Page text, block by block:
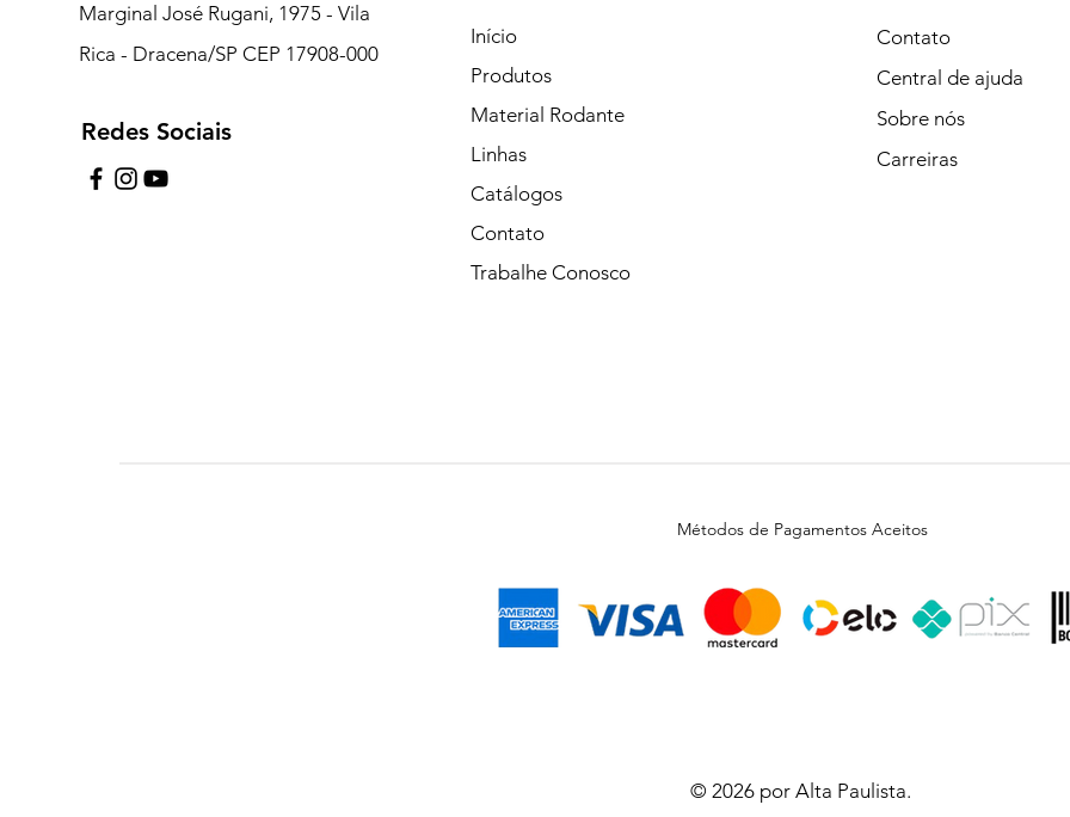
de Plantão)
Marginal José Rugani, 1975 - Vila
Rica - Dracena/SP CEP 17908-000
Redes Sociais
Início
Produtos
Material Rodante
Linhas
Catálogos
Contato
Trabalhe Conosco
Contato
Central de ajuda
Sobre nós
Carreiras
Métodos de Pagamentos Aceitos
© 2026 por Alta Paulista.